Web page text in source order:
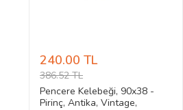
240.00 TL
386.52 TL
Pencere Kelebeği, 90x38 -
Pirinç, Antika, Vintage,